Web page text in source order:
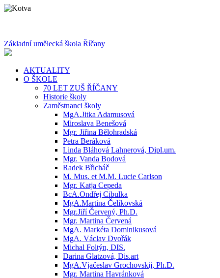
Základní umělecká škola Říčany
AKTUALITY
O ŠKOLE
70 LET ZUŠ ŘÍČANY
Historie školy
Zaměstnanci školy
MgA.Jitka Adamusová
Miroslava Benešová
Mgr. Jiřina Bělohradská
Petra Beráková
Linda Bláhová Lahnerová, Dipl.um.
Mgr. Vanda Bodová
Radek Břicháč
M. Mus. et M.M. Lucie Carlson
Mgr. Katja Cepeda
BcA.Ondřej Cibulka
MgA.Martina Čelikovská
Mgr.Jiří Červený, Ph.D.
Mgr. Martina Červená
MgA. Markéta Dominikusová
MgA. Václav Dvořák
Michal Foltýn, DIS.
Darina Glatzová, Dis.art
MgA.Vjačeslav Grochovskij, Ph.D.
Mgr. Martina Havránková